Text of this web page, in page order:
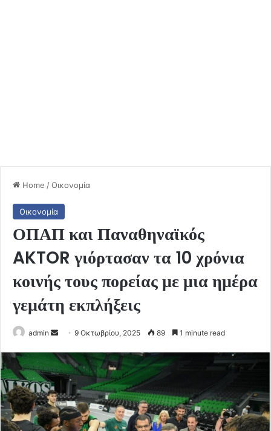
Home /Οικονομία
Οικονομία
ΟΠΑΠ και Παναθηναϊκός
AKTOR γιόρτασαν τα 10 χρόνια
κοινής τους πορείας με μια ημέρα
γεμάτη εκπλήξεις
admin
Send
email
9 Οκτωβρίου, 2025 89 1 minute read